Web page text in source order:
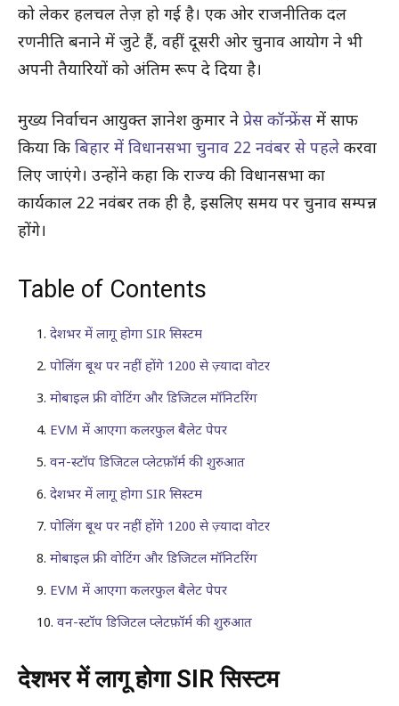
को लेकर हलचल तेज़ हो गई है। एक ओर राजनीतिक दल
रणनीति बनाने में जुटे हैं, वहीं दूसरी ओर चुनाव आयोग ने भी
अपनी तैयारियों को अंतिम रूप दे दिया है।
मुख्य निर्वाचन आयुक्त ज्ञानेश कुमार ने प्रेस कॉन्फ्रेंसमें साफ
किया कि बिहार में विधानसभा चुनाव 22 नवंबर से पहले करवा
लिए जाएंगे। उन्होंने कहा कि राज्य की विधानसभा का
कार्यकाल 22 नवंबर तक ही है, इसलिए समय पर चुनाव सम्पन्न
होंगे।
Table of Contents
देशभर में लागू होगा SIR सिस्टम
पोलिंग बूथ पर नहीं होंगे 1200 से ज़्यादा वोटर
मोबाइल फ्री वोटिंग और डिजिटल मॉनिटरिंग
EVM में आएगा कलरफुल बैलेट पेपर
वन-स्टॉप डिजिटल प्लेटफ़ॉर्म की शुरुआत
देशभर में लागू होगा SIR सिस्टम
पोलिंग बूथ पर नहीं होंगे 1200 से ज़्यादा वोटर
मोबाइल फ्री वोटिंग और डिजिटल मॉनिटरिंग
EVM में आएगा कलरफुल बैलेट पेपर
वन-स्टॉप डिजिटल प्लेटफ़ॉर्म की शुरुआत
देशभर में लागू होगा SIR सिस्टम